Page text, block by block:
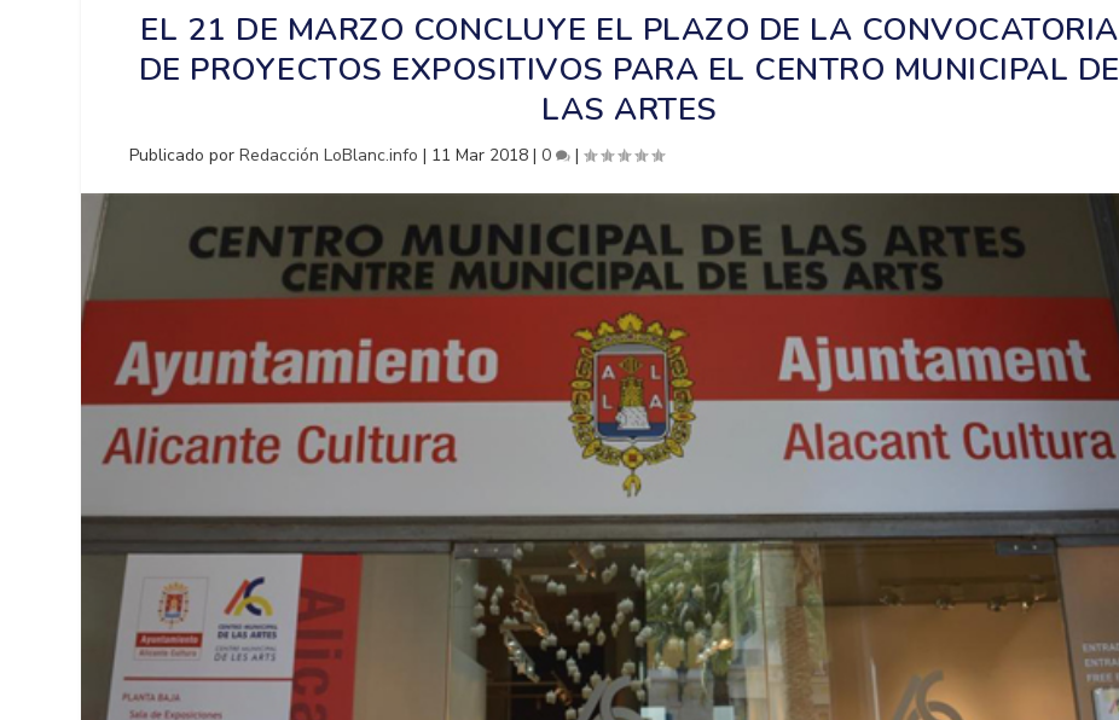
EL 21 DE MARZO CONCLUYE EL PLAZO DE LA CONVOCATORIA
DE PROYECTOS EXPOSITIVOS PARA EL CENTRO MUNICIPAL DE
LAS ARTES
Publicado porRedacción LoBlanc.info | 11 Mar 2018 |0 |